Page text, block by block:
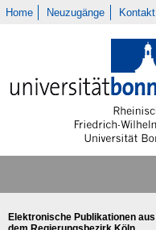
Home Neuzugänge Kontakt
Elektronische Publikationen aus